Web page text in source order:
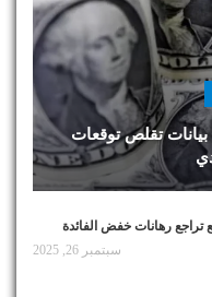
بيانات تقلص توقعات
تراجع رهانات خفض الفائدة
سبتمبر 26, 2025